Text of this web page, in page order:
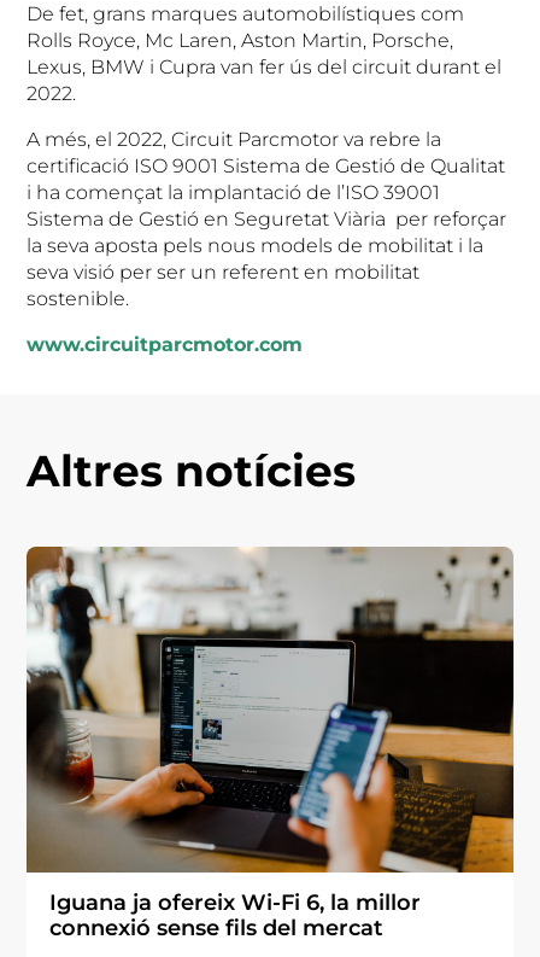
De fet, grans marques automobilístiques com
Rolls Royce, Mc Laren, Aston Martin, Porsche,
Lexus, BMW i Cupra van fer ús del circuit durant el
2022.
A més, el 2022, Circuit Parcmotor va rebre la
certificació ISO 9001 Sistema de Gestió de Qualitat
i ha començat la implantació de l’ISO 39001
Sistema de Gestió en Seguretat Viària per reforçar
la seva aposta pels nous models de mobilitat i la
seva visió per ser un referent en mobilitat
sostenible.
www.circuitparcmotor.com
Altres notícies
Iguana ja ofereix Wi-Fi 6, la millor
connexió sense fils del mercat